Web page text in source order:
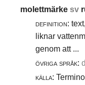
molettmärkesv
definition:
liknar
genom att ...
övriga språk:
källa: